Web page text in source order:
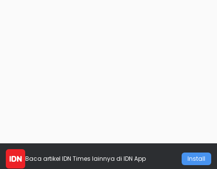
Baca artikel IDN Times lainnya di IDN App Install